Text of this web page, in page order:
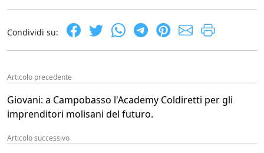
Condividi su:
Articolo precedente
Giovani: a Campobasso l'Academy Coldiretti per gli
imprenditori molisani del futuro.
Articolo successivo